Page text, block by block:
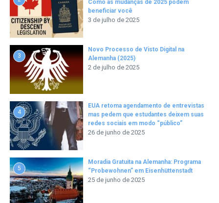
Como as mudanças de 2025 podem
beneficiar você
3 de julho de 2025
3
Novo Processo de Visto Digital na
Alemanha (2025)
2 de julho de 2025
4
EUA retoma agendamento de entrevistas
mas pedem que estudantes deixem suas
redes sociais em modo “público”
26 de junho de 2025
5
Moradia Gratuita na Alemanha: Programa
“Probewohnen” em Eisenhüttenstadt
25 de junho de 2025